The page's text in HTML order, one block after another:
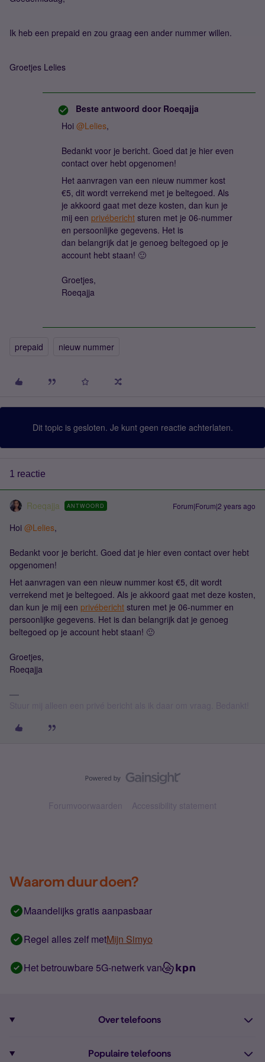
Ik heb een prepaid en zou graag een ander nummer willen.
Groetjes Lelies
Beste antwoord door Roeqajja
Hoi @Lelies,
Bedankt voor je bericht. Goed dat je hier even
contact over hebt opgenomen!
Het aanvragen van een nieuw nummer kost
€5, dit wordt verrekend met je beltegoed. Als
je akkoord gaat met deze kosten, dan kun je
mij een privébericht sturen met je 06-nummer
en persoonlijke gegevens. Het is
dan belangrijk dat je genoeg beltegoed op je
account hebt staan! 🙂
Groetjes,
Roeqajja
prepaid nieuw nummer
Dit topic is gesloten. Je kunt geen reactie achterlaten.
1 reactie
Roeqajja ANTWOORD Forum|Forum|2 years ago
Hoi @Lelies,
Bedankt voor je bericht. Goed dat je hier even contact over hebt
opgenomen!
Het aanvragen van een nieuw nummer kost €5, dit wordt
verrekend met je beltegoed. Als je akkoord gaat met deze kosten,
dan kun je mij een privébericht sturen met je 06-nummer en
persoonlijke gegevens. Het is dan belangrijk dat je genoeg
beltegoed op je account hebt staan! 🙂
Groetjes,
Roeqajja
Forumvoorwaarden Accessibility statement
Waarom duur doen?
Maandelijks gratis aanpasbaar
Regel alles zelf metMijn Simyo
Het betrouwbare 5G-netwerk van
Over telefoons
Populaire telefoons